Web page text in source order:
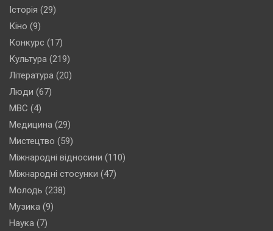
Історія (29)
Кіно (9)
Конкурс (17)
Культура (219)
Література (20)
Люди (67)
МВС (4)
Медицина (29)
Мистецтво (59)
Міжнародні відносини (110)
Міжнародні стосунки (47)
Молодь (238)
Музика (9)
Наука (7)